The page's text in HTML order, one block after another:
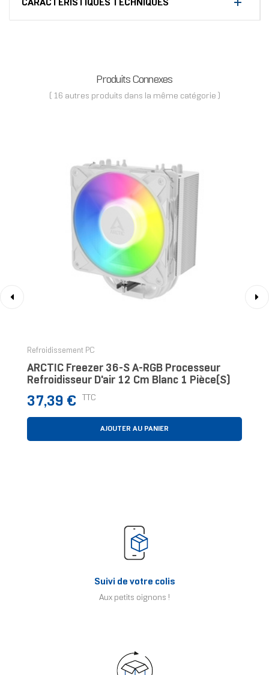
CARACTÉRISTIQUES TECHNIQUES
Produits Connexes
( 16 autres produits dans la même catégorie )
Refroidissement PC
ARCTIC Freezer 36-S A-RGB Processeur
Refroidisseur D'air 12 Cm Blanc 1 Pièce(s)
Prix
37,39 € TTC
AJOUTER AU PANIER
Suivi de votre colis
Aux petits oignons !